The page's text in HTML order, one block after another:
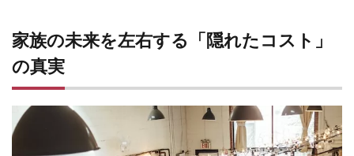
来を
左右
する
「隠
れた
コス
家族の未来を左右する「隠れたコスト」
の真実